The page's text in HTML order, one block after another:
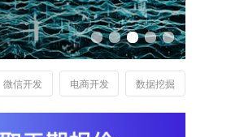
微信开发 电商开发 数据挖掘